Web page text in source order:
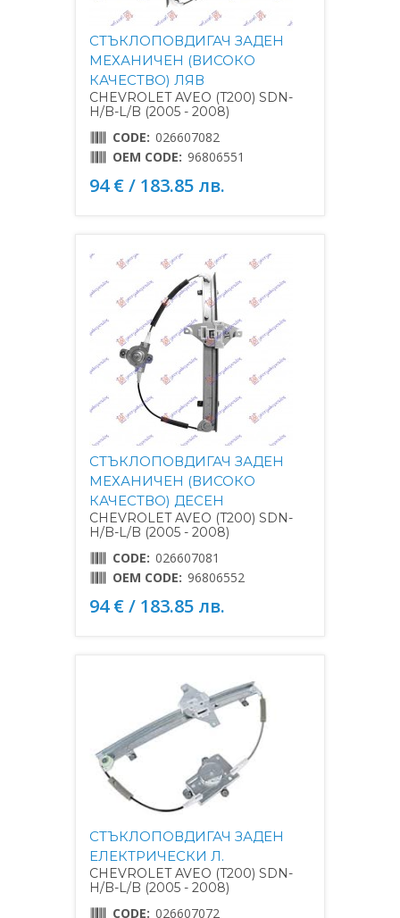
СТЪКЛОПОВДИГАЧ ЗАДЕН
МЕХАНИЧЕН (ВИСОКО
КАЧЕСТВО) ЛЯВ
CHEVROLET AVEO (T200) SDN-
H/B-L/B (2005 - 2008)
CODE: 026607082
OEM CODE: 96806551
94 € / 183.85 лв.
СТЪКЛОПОВДИГАЧ ЗАДЕН
МЕХАНИЧЕН (ВИСОКО
КАЧЕСТВО) ДЕСЕН
CHEVROLET AVEO (T200) SDN-
H/B-L/B (2005 - 2008)
CODE: 026607081
OEM CODE: 96806552
94 € / 183.85 лв.
СТЪКЛОПОВДИГАЧ ЗАДЕН
ЕЛЕКТРИЧЕСКИ Л.
CHEVROLET AVEO (T200) SDN-
H/B-L/B (2005 - 2008)
CODE: 026607072